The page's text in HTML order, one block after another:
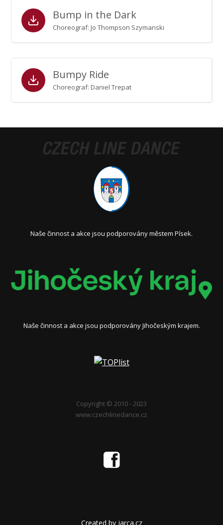
Bump in the Dark
Choreograf: Jo Thompson Szymanski
Bumpy Ride
Choreograf: Daniel Trepat
Naše činnost a akce jsou podporovány městem Písek.
Naše činnost a akce jsou podporovány Jihočeským krajem.
Copyright © 2010 - 2023
www.czechlinedance.cz
Created by jarca.cz